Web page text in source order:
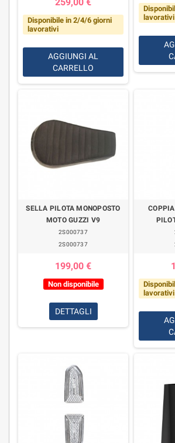
Disponibile in 2/4/6 giorni
lavorativi
AGGIUNGI AL
CARRELLO
lavorativi
SELLA PILOTA MONOPOSTO
MOTO GUZZI V9
2S000737
2S000737
199,00 €
Non disponibile
DETTAGLI
lavorativi